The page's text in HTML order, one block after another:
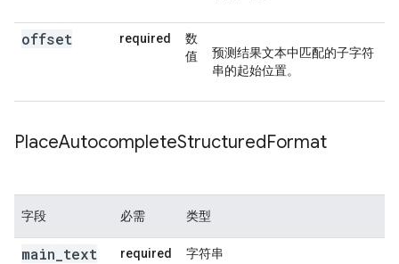
offset required
数
值
预测结果文本中匹配的子字符
串的起始位置。
PlaceAutocompleteStructuredFormat
字段 必需 类型
main text required 字符串